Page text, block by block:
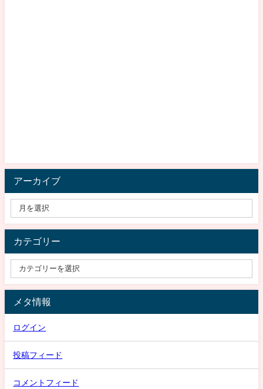
アーカイブ
カテゴリー
メタ情報
ログイン
投稿フィード
コメントフィード